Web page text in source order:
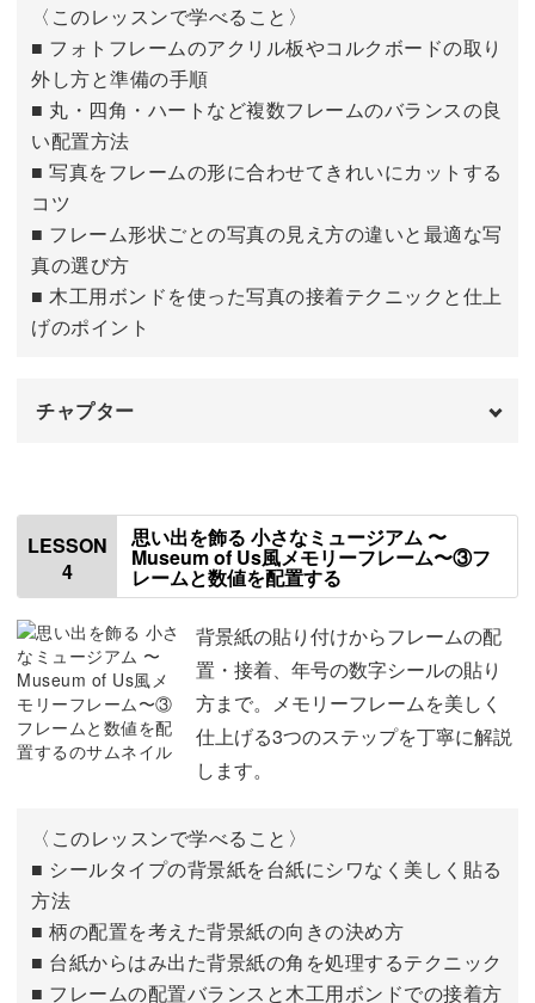
ふとした瞬間に思い出が目に入り、気持ちまでほっと温か
くなるはずです。
旅行先で集めた小さなウエディングの思い出や、お子さん
の成長記録、さらにはペットとの日常など。
テーマを変えて、新しいギャラリーをシリーズとして増や
していくことも可能です♪
ギフトにもおすすめ！
この講座を通して、写真を眺めて楽しむ時間をぜひ味わっ
〈このレッスンで学べること〉
■ フォトフレームのアクリル板やコルクボードの取り
外し方と準備の手順
■ 丸・四角・ハートなど複数フレームのバランスの良
い配置方法
■ 写真をフレームの形に合わせてきれいにカットする
コツ
■ フレーム形状ごとの写真の見え方の違いと最適な写
真の選び方
■ 木工用ボンドを使った写真の接着テクニックと仕上
げのポイント
チャプター
フレームを準備する
額縁の配置を決める
写真をカットする 03:40
フレームに写真を接着する 10:03
LESSON
4
思い出を飾る 小さなミュージアム 〜
Museum of Us風メモリーフレーム〜③フ
レームと数値を配置する
背景紙の貼り付けからフレームの配
置・接着、年号の数字シールの貼り
方まで。メモリーフレームを美しく
仕上げる3つのステップを丁寧に解説
します。
〈このレッスンで学べること〉
■ シールタイプの背景紙を台紙にシワなく美しく貼る
方法
■ 柄の配置を考えた背景紙の向きの決め方
■ 台紙からはみ出た背景紙の角を処理するテクニック
■ フレームの配置バランスと木工用ボンドでの接着方